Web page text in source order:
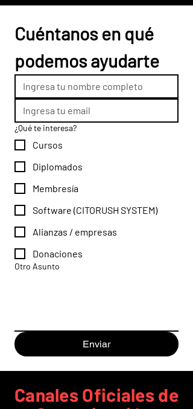
Cuéntanos en qué
podemos ayudarte
¿Qué te interesa?
Cursos
Diplomados
Membresía
Software (CITORUSH SYSTEM)
Alianzas / empresas
Donaciones
Otro Asunto
Enviar
Canales Oficiales de